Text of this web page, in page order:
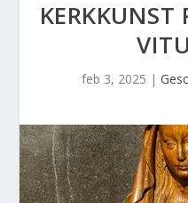
KERKKUNST
feb 3, 2025 |